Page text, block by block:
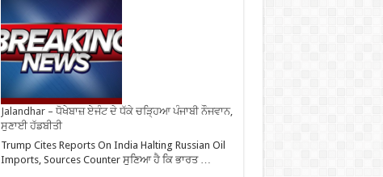
Jalandhar – ਧੋਖੇਬਾਜ਼ ਏਜੰਟ ਦੇ ਧੱਕੇ ਚੜ੍ਹਿਆ ਪੰਜਾਬੀ ਨੌਜਵਾਨ,
ਸੁਣਾਈ ਹੱਡਬੀਤੀ
Trump Cites Reports On India Halting Russian Oil
Imports, Sources Counter ਸੁਣਿਆ ਹੈ ਕਿ ਭਾਰਤ …